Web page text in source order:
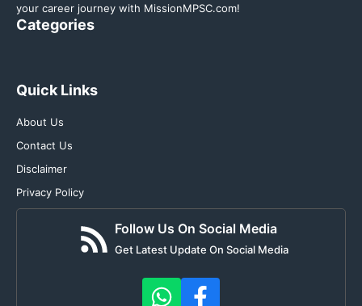
your career journey with MissionMPSC.com!
Categories
Quick Links
About Us
Contact Us
Disclaimer
Privacy Policy
Follow Us On Social Media
Get Latest Update On Social Media